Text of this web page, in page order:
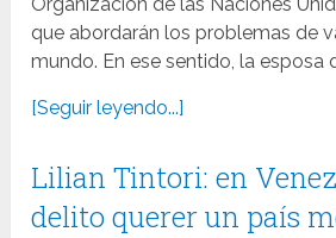
que abordarán los problemas de
mundo. En ese sentido, la esposa
[Seguir leyendo...]
Lilian Tintori: en
delito querer un país